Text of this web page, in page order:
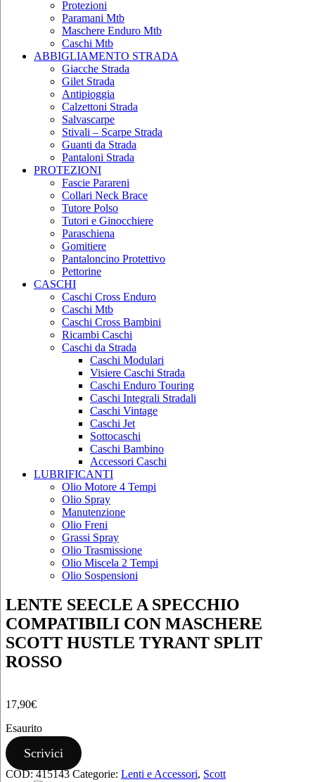
Protezioni
Paramani Mtb
Maschere Enduro Mtb
Caschi Mtb
ABBIGLIAMENTO STRADA
Giacche Strada
Gilet Strada
Antipioggia
Calzettoni Strada
Salvascarpe
Stivali – Scarpe Strada
Guanti da Strada
Pantaloni Strada
PROTEZIONI
Fascie Parareni
Collari Neck Brace
Tutore Polso
Tutori e Ginocchiere
Paraschiena
Gomitiere
Pantaloncino Protettivo
Pettorine
CASCHI
Caschi Cross Enduro
Caschi Mtb
Caschi Cross Bambini
Ricambi Caschi
Caschi da Strada
Caschi Modulari
Visiere Caschi Strada
Caschi Enduro Touring
Caschi Integrali Stradali
Caschi Vintage
Caschi Jet
Sottocaschi
Caschi Bambino
Accessori Caschi
LUBRIFICANTI
Olio Motore 4 Tempi
Olio Spray
Manutenzione
Olio Freni
Grassi Spray
Olio Trasmissione
Olio Miscela 2 Tempi
Olio Sospensioni
LENTE SEECLE A SPECCHIO
COMPATIBILI CON MASCHERE
SCOTT HUSTLE TYRANT SPLIT
ROSSO
17,90€
Esaurito
Scrivici
COD:415143 Categorie: Lenti e Accessori, Scott